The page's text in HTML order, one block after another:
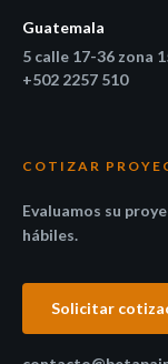
Guatemala
5 calle 17-36 zona
+502 2257 510
COTIZAR
Evaluamos su
hábiles.
Solicitar